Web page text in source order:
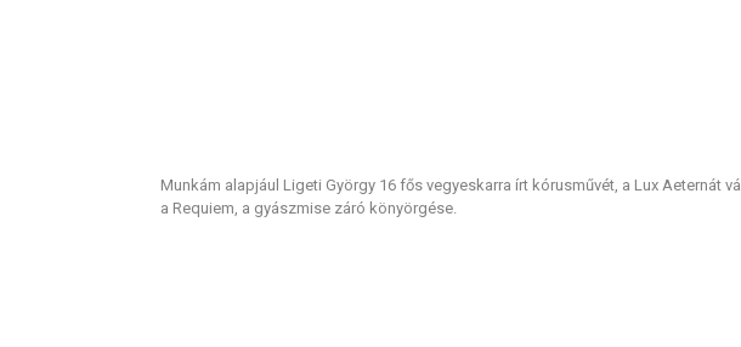
Munkám alapjául Ligeti György 16 fős vegyeskarra írt kórusművét, a Lux Aeternát
a Requiem, a gyászmise záró könyörgése.